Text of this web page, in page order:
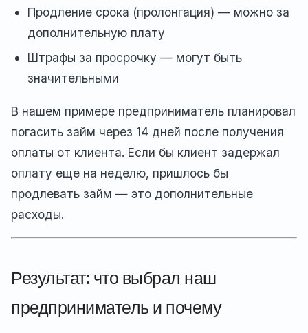
Продление срока (пролонгация) — можно за
дополнительную плату
Штрафы за просрочку — могут быть
значительными
В нашем примере предприниматель планировал
погасить займ через 14 дней после получения
оплаты от клиента. Если бы клиент задержал
оплату еще на неделю, пришлось бы
продлевать займ — это дополнительные
расходы.
Результат: что выбрал наш
предприниматель и почему